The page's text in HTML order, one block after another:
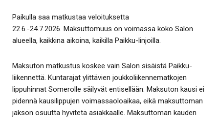
Paikulla saa matkustaa veloituksetta
22.6.-24.7.2026. Maksuttomuus on voimassa koko Salon
alueella, kaikkina aikoina, kaikilla Paikku-linjoilla.
Maksuton matkustus koskee vain Salon sisäistä Paikku-
liikennettä. Kuntarajat ylittävien joukkoliikennematkojen
lippuhinnat Somerolle säilyvät entisellään. Maksuton kausi ei
pidennä kausilippujen voimassaoloaikaa, eikä maksuttoman
jakson osuutta hyvitetä asiakkaalle. Maksuttoman kauden